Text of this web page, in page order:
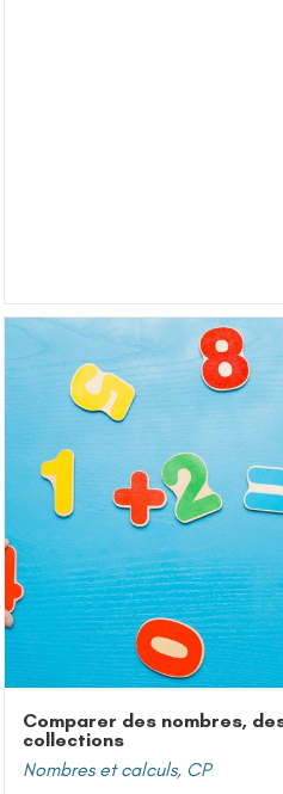
Comparer des nombres,
collections
Nombres et calculs, CP